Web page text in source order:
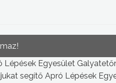
Egyesület
segítő Apró Lépések